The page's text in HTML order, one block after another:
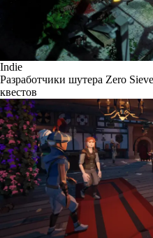
Indie
Разработчики шутера Zero
квестов